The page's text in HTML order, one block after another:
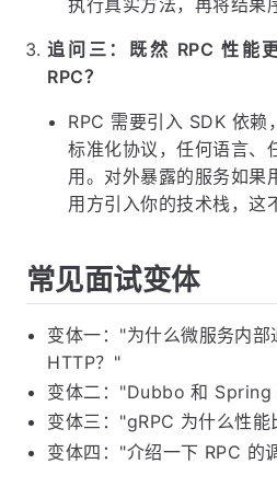
或字节码增强生成接口的
时，代理对象将方法名、
执行真实方法，再将结果
追问三：既然 RPC 性能
RPC？
标准化协议，任何语言、
用。对外暴露的服务如果
用方引入你的技术栈，这
常见面试变体
变体一："为什么微服务内部